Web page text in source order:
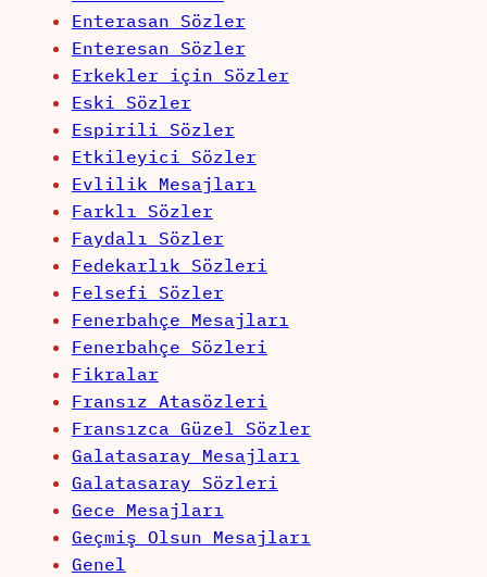
Enterasan Sözler
Enteresan Sözler
Erkekler için Sözler
Eski Sözler
Espirili Sözler
Etkileyici Sözler
Evlilik Mesajları
Farklı Sözler
Faydalı Sözler
Fedekarlık Sözleri
Felsefi Sözler
Fenerbahçe Mesajları
Fenerbahçe Sözleri
Fikralar
Fransız Atasözleri
Fransızca Güzel Sözler
Galatasaray Mesajları
Galatasaray Sözleri
Gece Mesajları
Geçmiş Olsun Mesajları
Genel